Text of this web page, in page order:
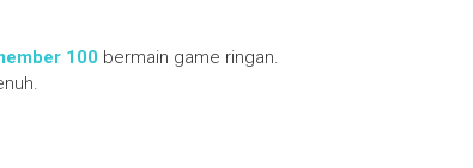
100 bermain game ringan.